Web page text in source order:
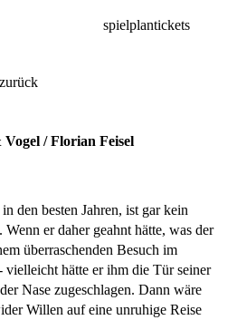
spielplantickets
/ Florian Feisel
den besten Jahren, ist gar kein
er daher geahnt hätte, was der
überraschenden Besuch im
hätte er ihm die Tür seiner
Nase zugeschlagen. Dann wäre
Willen auf eine unruhige Reise